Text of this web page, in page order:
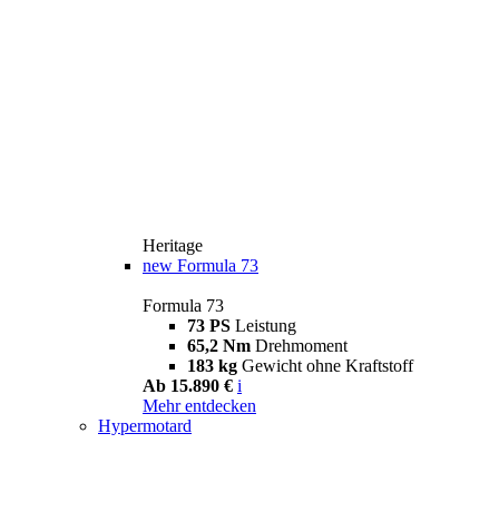
Heritage
new Formula 73
Formula 73
73 PS Leistung
65,2 Nm Drehmoment
183 kg Gewicht ohne Kraftstoff
Ab 15.890 € i
Mehr entdecken
Hypermotard